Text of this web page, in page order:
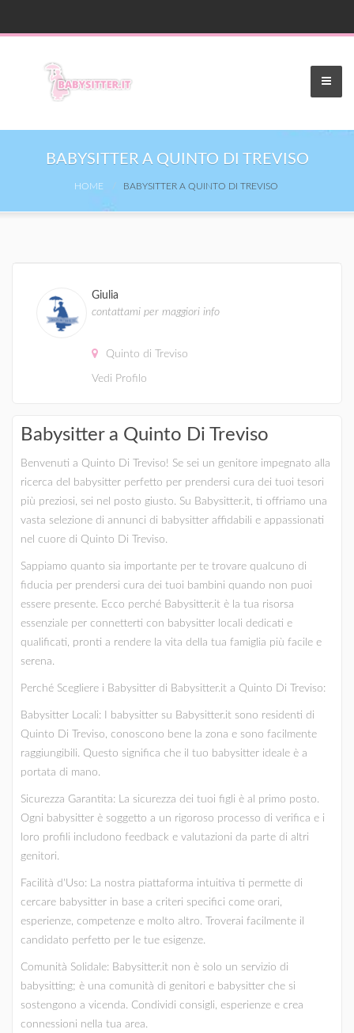
BABYSITTER A QUINTO DI TREVISO
HOME BABYSITTER A QUINTO DI TREVISO
Giulia
contattami per maggiori info
Quinto di Treviso
Vedi Profilo
Babysitter a Quinto Di Treviso
Benvenuti a Quinto Di Treviso! Se sei un genitore impegnato alla
ricerca del babysitter perfetto per prendersi cura dei tuoi tesori
più preziosi, sei nel posto giusto. Su Babysitter.it, ti offriamo una
vasta selezione di annunci di babysitter affidabili e appassionati
nel cuore di Quinto Di Treviso.
Sappiamo quanto sia importante per te trovare qualcuno di
fiducia per prendersi cura dei tuoi bambini quando non puoi
essere presente. Ecco perché Babysitter.it è la tua risorsa
essenziale per connetterti con babysitter locali dedicati e
qualificati, pronti a rendere la vita della tua famiglia più facile e
serena.
Perché Scegliere i Babysitter di Babysitter.it a Quinto Di Treviso:
Babysitter Locali: I babysitter su Babysitter.it sono residenti di
Quinto Di Treviso, conoscono bene la zona e sono facilmente
raggiungibili. Questo significa che il tuo babysitter ideale è a
portata di mano.
Sicurezza Garantita: La sicurezza dei tuoi figli è al primo posto.
Ogni babysitter è soggetto a un rigoroso processo di verifica e i
loro profili includono feedback e valutazioni da parte di altri
genitori.
Facilità d'Uso: La nostra piattaforma intuitiva ti permette di
cercare babysitter in base a criteri specifici come orari,
esperienze, competenze e molto altro. Troverai facilmente il
candidato perfetto per le tue esigenze.
Comunità Solidale: Babysitter.it non è solo un servizio di
babysitting; è una comunità di genitori e babysitter che si
sostengono a vicenda. Condividi consigli, esperienze e crea
connessioni nella tua area.